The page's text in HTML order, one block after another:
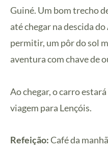
Guiné. Um bom trecho
até chegar na descida
permitir, um pôr do sol
aventura com chave de
Ao chegar, o carro
viagem para Lençóis.
Refeição:Café da